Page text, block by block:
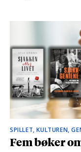
SPILLET, KULTUREN,
Fem bøker